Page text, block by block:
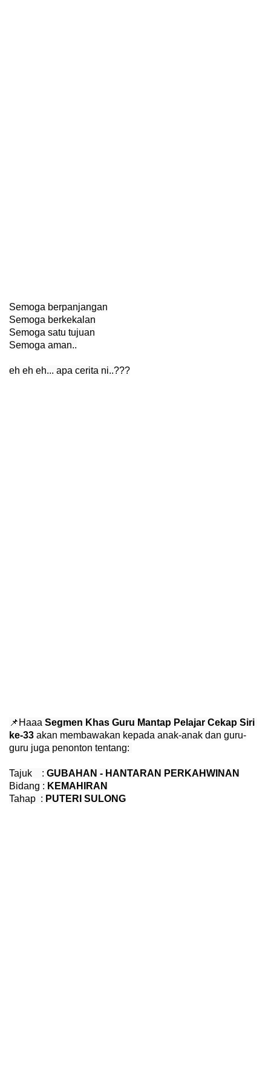
Semoga berpanjangan
Semoga berkekalan
Semoga satu tujuan
Semoga aman..
eh eh eh... apa cerita ni..???
📌Haaa Segmen Khas Guru Mantap Pelajar Cekap Siri
ke-33 akan membawakan kepada anak-anak dan guru-
guru juga penonton tentang:
Tajuk    : GUBAHAN - HANTARAN PERKAHWINAN
Bidang : KEMAHIRAN
Tahap  : PUTERI SULONG